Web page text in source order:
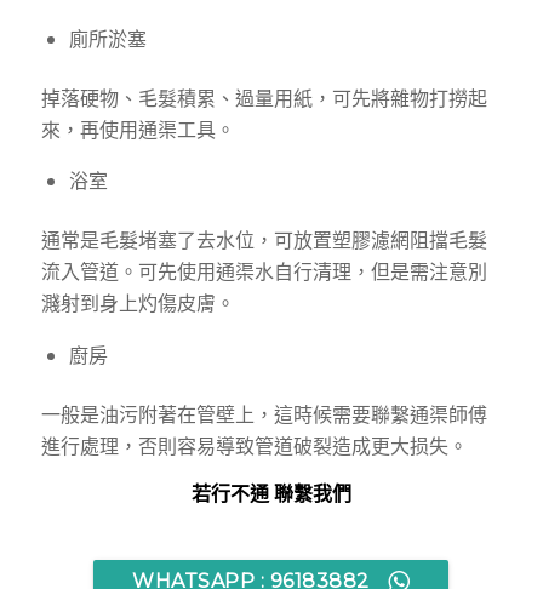
廁所淤塞
掉落硬物、毛髮積累、過量用紙，可先將雜物打撈起
來，再使用通渠工具。
浴室
通常是毛髮堵塞了去水位，可放置塑膠濾網阻擋毛髮
流入管道。可先使用通渠水自行清理，但是需注意別
濺射到身上灼傷皮膚。
廚房
一般是油污附著在管壁上，這時候需要聯繫通渠師傅
進行處理，否則容易導致管道破裂造成更大损失。
若行不通 聯繫我們
WHATSAPP : 96183882